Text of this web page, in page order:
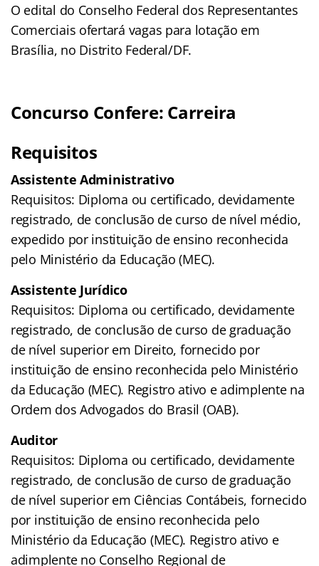
O edital do Conselho Federal dos Representantes
Comerciais ofertará vagas para lotação em
Brasília, no Distrito Federal/DF.
Concurso Confere: Carreira
Requisitos
Assistente Administrativo
Requisitos: Diploma ou certificado, devidamente
registrado, de conclusão de curso de nível médio,
expedido por instituição de ensino reconhecida
pelo Ministério da Educação (MEC).
Assistente Jurídico
Requisitos: Diploma ou certificado, devidamente
registrado, de conclusão de curso de graduação
de nível superior em Direito, fornecido por
instituição de ensino reconhecida pelo Ministério
da Educação (MEC). Registro ativo e adimplente na
Ordem dos Advogados do Brasil (OAB).
Auditor
Requisitos: Diploma ou certificado, devidamente
registrado, de conclusão de curso de graduação
de nível superior em Ciências Contábeis, fornecido
por instituição de ensino reconhecida pelo
Ministério da Educação (MEC). Registro ativo e
adimplente no Conselho Regional de